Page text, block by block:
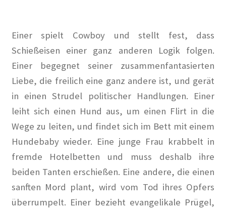
Walter Zadek
Wolfgang Leonhard
Der Verein
Arbeitsgruppen
Jubiläum 2018
Mitglied werden
Einer spielt Cowboy und stellt fest, dass
Schießeisen einer ganz anderen Logik folgen.
Einer begegnet seiner zusammenfantasierten
Liebe, die freilich eine ganz andere ist, und gerät
in einen Strudel politischer Handlungen. Einer
leiht sich einen Hund aus, um einen Flirt in die
Wege zu leiten, und findet sich im Bett mit einem
Hundebaby wieder. Eine junge Frau krabbelt in
fremde Hotelbetten und muss deshalb ihre
beiden Tanten erschießen. Eine andere, die einen
sanften Mord plant, wird vom Tod ihres Opfers
überrumpelt. Einer bezieht evangelikale Prügel,